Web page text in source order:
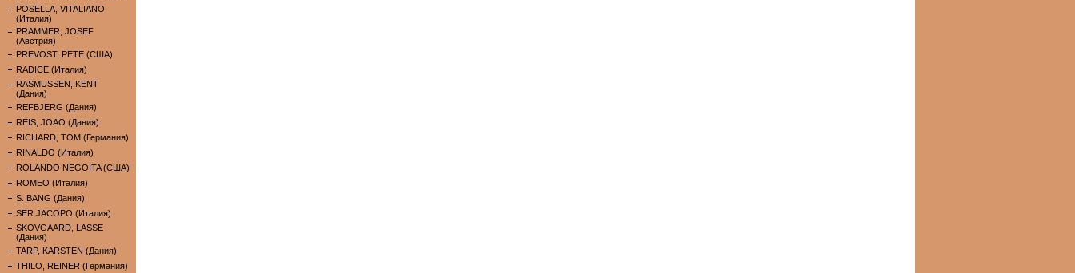
POSELLA, VITALIANO
(Италия)
PRAMMER, JOSEF
(Австрия)
PREVOST, PETE (США)
RADICE (Италия)
RASMUSSEN, KENT
(Дания)
REFBJERG (Дания)
REIS, JOAO (Дания)
RICHARD, TOM (Германия)
RINALDO (Италия)
ROLANDO NEGOITA (США)
ROMEO (Италия)
S. BANG (Дания)
SER JACOPO (Италия)
SKOVGAARD, LASSE
(Дания)
TARP, KARSTEN (Дания)
THILO, REINER (Германия)